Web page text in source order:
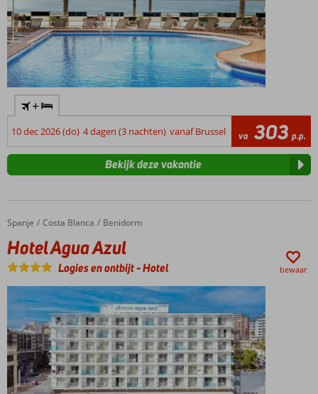
+
10 dec 2026 (do) 4 dagen (3 nachten) vanaf Brussel va 303 p.p.
Bekijk deze vakantie
Home
Spanje Costa Blanca Benidorm
Hotel Agua Azul
Hotel Agua Azul
Logies en ontbijt-Hotel bewaar